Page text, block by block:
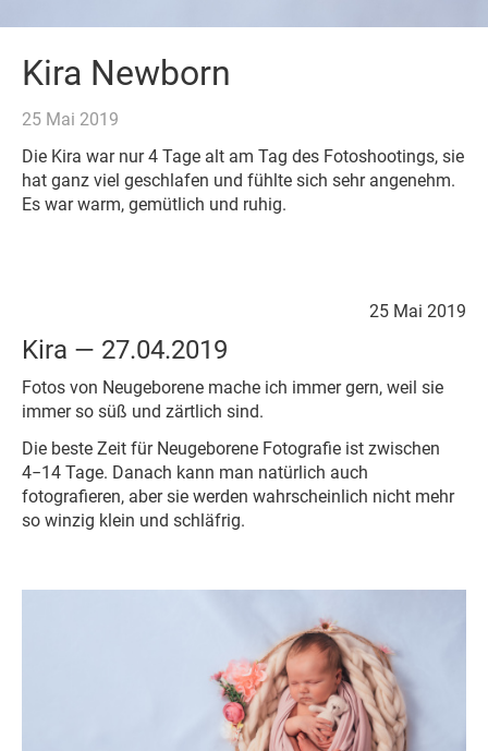
Kira Newborn
25 Mai 2019
Die Kira war nur 4 Tage alt am Tag des Fotoshootings, sie
hat ganz viel geschlafen und fühlte sich sehr angenehm.
Es war warm, gemütlich und ruhig.
25 Mai 2019
Kira — 27.04.2019
Fotos von Neugeborene mache ich immer gern, weil sie
immer so süß und zärtlich sind.
Die beste Zeit für Neugeborene Fotografie ist zwischen
4−14 Tage. Danach kann man natürlich auch
fotografieren, aber sie werden wahrscheinlich nicht mehr
so winzig klein und schläfrig.